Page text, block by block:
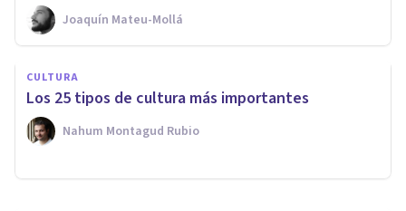
Joaquín Mateu-Mollá
CULTURA
Los 25 tipos de cultura más importantes
Nahum Montagud Rubio
Antropología cultural: qué es y
cómo estudia al ser humano